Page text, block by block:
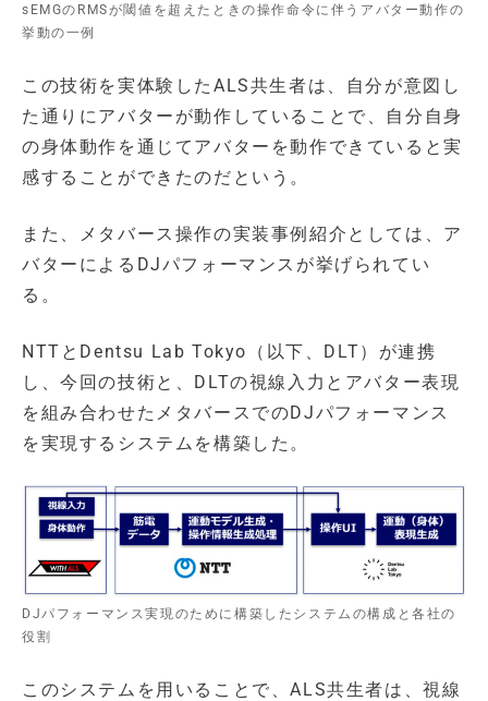
sEMGのRMSが閾値を超えたときの操作命令に伴うアバター動作の
挙動の一例
この技術を実体験したALS共生者は、自分が意図し
た通りにアバターが動作していることで、自分自身
の身体動作を通じてアバターを動作できていると実
感することができたのだという。
また、メタバース操作の実装事例紹介としては、ア
バターによるDJパフォーマンスが挙げられてい
る。
NTTとDentsu Lab Tokyo（以下、DLT）が連携
し、今回の技術と、DLTの視線入力とアバター表現
を組み合わせたメタバースでのDJパフォーマンス
を実現するシステムを構築した。
DJパフォーマンス実現のために構築したシステムの構成と各社の
役割
このシステムを用いることで、ALS共生者は、視線